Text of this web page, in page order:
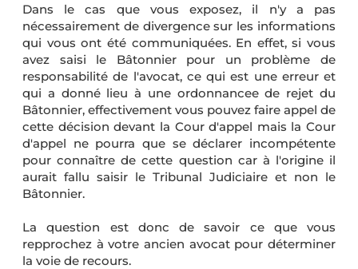
Dans le cas que vous exposez, il n'y a pas
nécessairement de divergence sur les informations
qui vous ont été communiquées. En effet, si vous
avez saisi le Bâtonnier pour un problème de
responsabilité de l'avocat, ce qui est une erreur et
qui a donné lieu à une ordonnancee de rejet du
Bâtonnier, effectivement vous pouvez faire appel de
cette décision devant la Cour d'appel mais la Cour
d'appel ne pourra que se déclarer incompétente
pour connaître de cette question car à l'origine il
aurait fallu saisir le Tribunal Judiciaire et non le
Bâtonnier.
La question est donc de savoir ce que vous
repprochez à votre ancien avocat pour déterminer
la voie de recours.